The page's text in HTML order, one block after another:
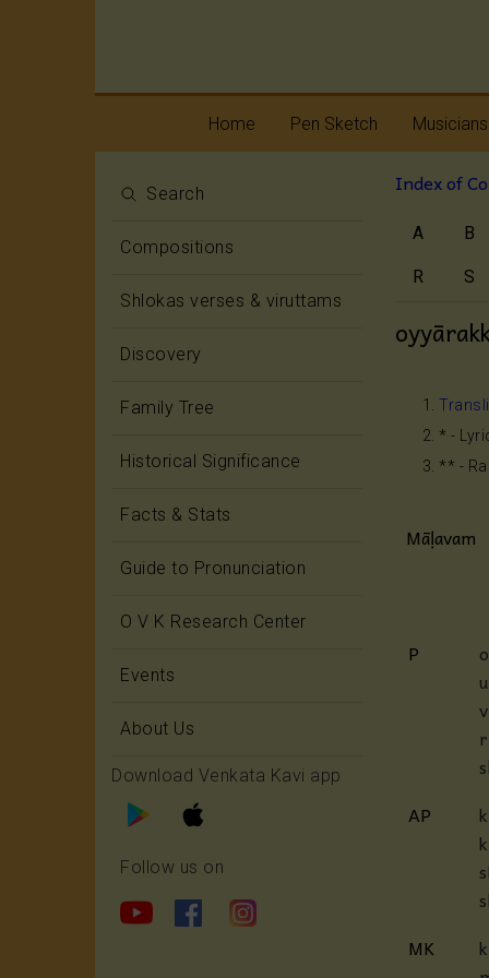
Home Pen Sketch
Melody
Rhythm
Search
Compositions
Shlokas verses & viruttams
Discovery
Family Tree
Historical Significance
Facts & Stats
Guide to Pronunciation
O V K Research Center
Events
About Us
Download Venkata Kavi app
Follow us on
Index of
A B
R S
* -
** -
Māḷavam
P
AP
MK